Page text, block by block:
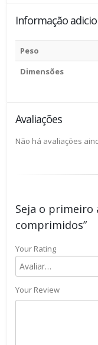
Informação
Peso
Dimensões
Avaliações
Não há avaliações
Seja o primeiro
comprimidos”
Your Rating
Your Review